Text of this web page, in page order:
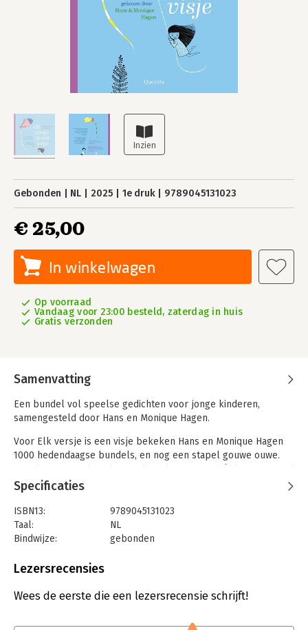
Gebonden NL 2025 1e druk 9789045131023
€ 25,00
In winkelwagen
Op voorraad
Vandaag voor 23:00 besteld, zaterdag in huis
Gratis verzonden
Samenvatting
Een bundel vol speelse gedichten voor jonge kinderen,
samengesteld door Hans en Monique Hagen.
Voor Elk versje is een visje bekeken Hans en Monique Hagen
1000 hedendaagse bundels, en nog een stapel gouwe ouwe.
2014) rijgen ze de gedichten als een vrolijke slinger aan elkaar.
Jong en oud zullen genieten van rijm, ritme, grapjes en vooral
veel prachtige taal.
Met onweerstaanbare illustraties van Milja Praagman.
Specificaties
ISBN13:
9789045131023
Taal:
NL
Bindwijze:
gebonden
Uitgever:
Verschijningsdatum:
24-4-2025
Lezersrecensies
Wees de eerste die een lezersrecensie schrijft!